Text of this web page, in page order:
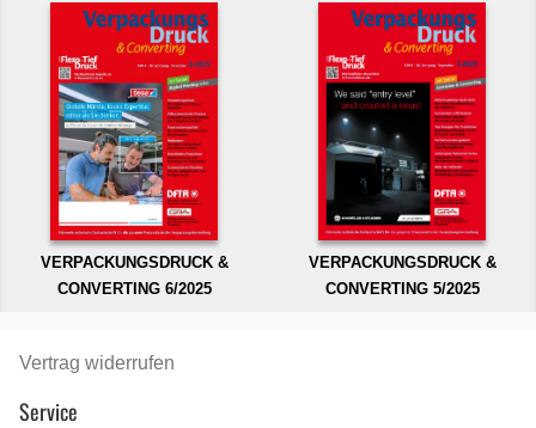
VERPACKUNGSDRUCK &
CONVERTING 6/2025
VERPACKUNGSDRUCK &
CONVERTING 5/2025
Vertrag widerrufen
Service